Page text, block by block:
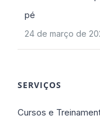
pé
24 de março de
SERVIÇOS
Cursos e